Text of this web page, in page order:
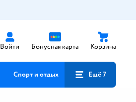
Войти Бонусная карта Корзина
Спорт и отдых Ещё 7